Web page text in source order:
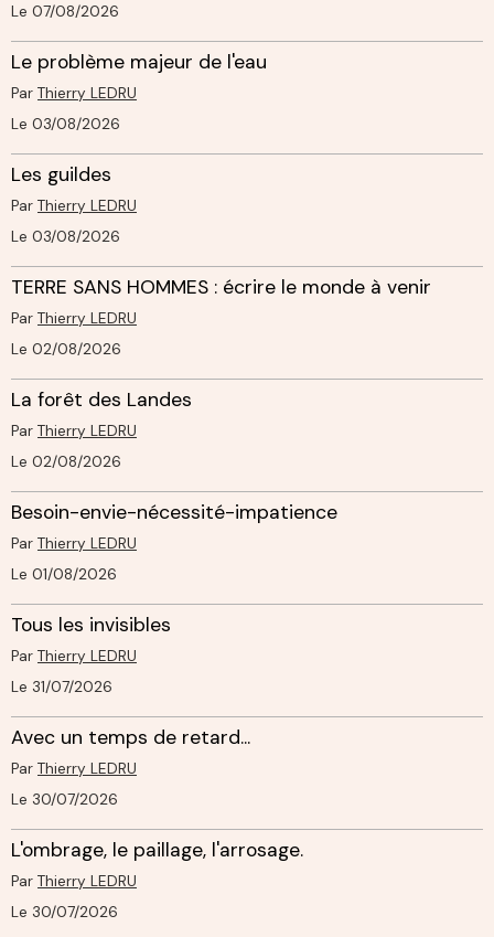
Le 07/08/2026
Le problème majeur de l'eau
Par Thierry LEDRU
Le 03/08/2026
Les guildes
Par Thierry LEDRU
Le 03/08/2026
TERRE SANS HOMMES : écrire le monde à venir
Par Thierry LEDRU
Le 02/08/2026
La forêt des Landes
Par Thierry LEDRU
Le 02/08/2026
Besoin-envie-nécessité-impatience
Par Thierry LEDRU
Le 01/08/2026
Tous les invisibles
Par Thierry LEDRU
Le 31/07/2026
Avec un temps de retard...
Par Thierry LEDRU
Le 30/07/2026
L'ombrage, le paillage, l'arrosage.
Par Thierry LEDRU
Le 30/07/2026